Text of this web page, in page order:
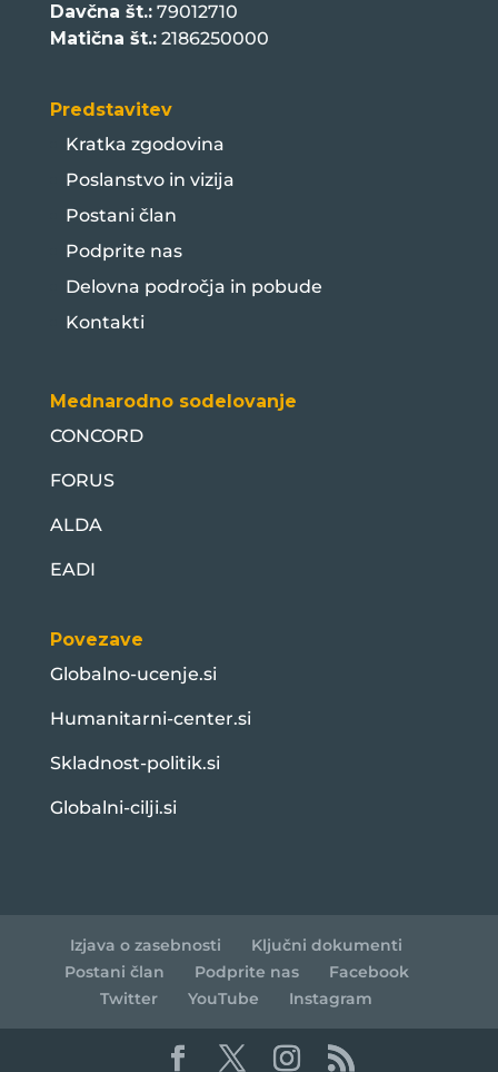
Davčna št.:79012710
Matična št.:2186250000
Predstavitev
Kratka zgodovina
Poslanstvo in vizija
Postani član
Podprite nas
Delovna področja in pobude
Kontakti
Mednarodno sodelovanje
CONCORD
FORUS
ALDA
EADI
Povezave
Globalno-ucenje.si
Humanitarni-center.si
Skladnost-politik.si
Globalni-cilji.si
Izjava o zasebnosti
Ključni dokumenti
Postani član
Podprite nas
Facebook
Twitter
YouTube Instagram